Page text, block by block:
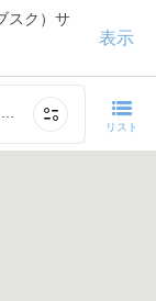
スク）サ
表示
江坂・千里中央・十三・豊中・池田・箕面・新大阪・吹田
リスト